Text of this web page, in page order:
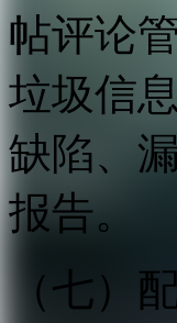
帖评论
垃圾信
缺陷、
报告。
（七）